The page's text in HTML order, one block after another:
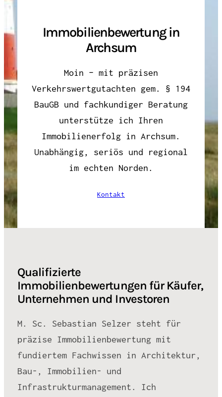
Immobilienbewertung in
Archsum
Moin – mit präzisen
Verkehrswertgutachten gem. § 194
BauGB und fachkundiger Beratung
unterstütze ich Ihren
Immobilienerfolg in Archsum.
Unabhängig, seriös und regional
im echten Norden.
Kontakt
Qualifizierte
Immobilienbewertungen für Käufer,
Unternehmen und Investoren
M. Sc. Sebastian Selzer steht für
präzise Immobilienbewertung mit
fundiertem Fachwissen in Architektur,
Bau-, Immobilien- und
Infrastrukturmanagement. Ich